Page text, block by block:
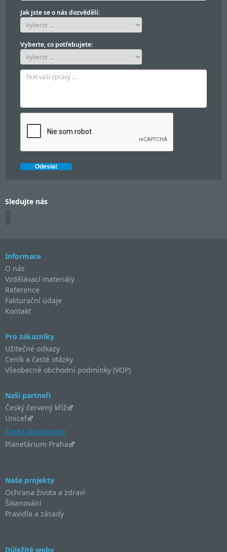
Jak jste se o nás dozvěděli:
Vyberte, co potřebujete:
Sledujte nás
Informace
O nás
Vzdělávací materiály
Reference
Fakturační údaje
Kontakt
Pro zákazníky
Užitečné odkazy
Ceník a časté otázky
Všeobecné obchodní podmínky (VOP)
Naši partneři
Český červený kříž
Unicef
Česká filharmonie
Planetárium Praha
Naše projekty
Ochrana života a zdraví
Šikanování
Pravidla a zásady
Důležité weby